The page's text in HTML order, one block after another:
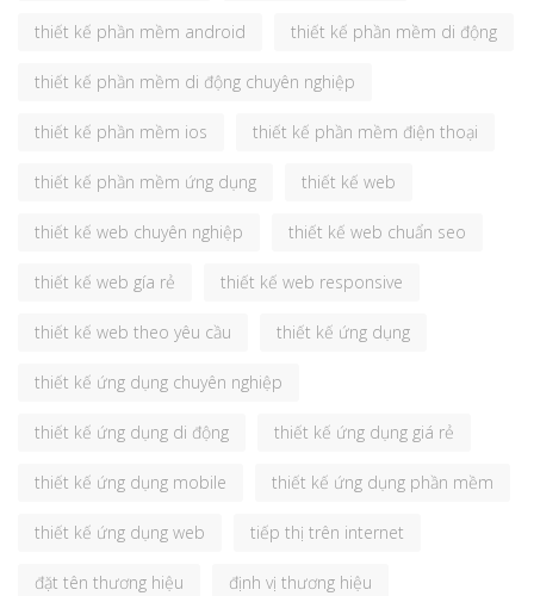
thiết kế phần mềm android thiết kế phần mềm di động
thiết kế phần mềm di động chuyên nghiệp
thiết kế phần mềm ios thiết kế phần mềm điện thoại
thiết kế phần mềm ứng dụng thiết kế web
thiết kế web chuyên nghiệp thiết kế web chuẩn seo
thiết kế web gía rẻ thiết kế web responsive
thiết kế web theo yêu cầu thiết kế ứng dụng
thiết kế ứng dụng chuyên nghiệp
thiết kế ứng dụng di động thiết kế ứng dụng giá rẻ
thiết kế ứng dụng mobile thiết kế ứng dụng phần mềm
thiết kế ứng dụng web tiếp thị trên internet
đặt tên thương hiệu định vị thương hiệu